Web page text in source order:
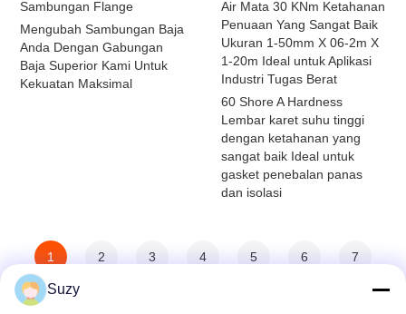
Sambungan Flange
Mengubah Sambungan Baja
Anda Dengan Gabungan
Baja Superior Kami Untuk
Kekuatan Maksimal
Air Mata 30 KNm Ketahanan
Penuaan Yang Sangat Baik
Ukuran 1-50mm X 06-2m X
1-20m Ideal untuk Aplikasi
Industri Tugas Berat
60 Shore A Hardness
Lembar karet suhu tinggi
dengan ketahanan yang
sangat baik Ideal untuk
gasket penebalan panas
dan isolasi
1 2 3 4 5 6 7
Suzy